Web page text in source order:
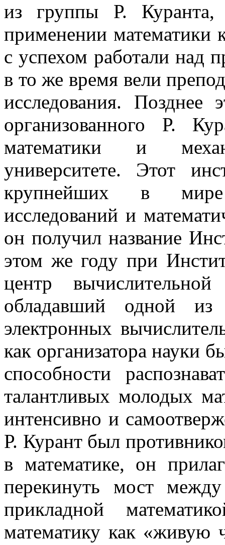
из группы Р.
применении математики
с успехом работали над
в то же время вели
исследования. Позднее
организованного Р.
математики и
университете. Этот
крупнейших в мире
исследований и
он получил название
этом же году при
центр
обладавший одной
электронных
как организатора науки
способности
талантливых молодых
интенсивно и
Р. Курант был
в математике, он
перекинуть мост
прикладной
математику как «живую